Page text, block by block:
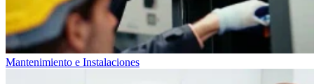
Mantenimiento e Instalaciones